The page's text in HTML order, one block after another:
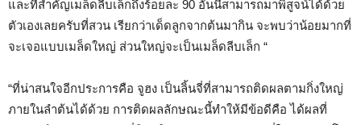
และที่สำคัญเมล็ดลีบเล็กถึงร้อยละ 90 อันนี้สามารถมาพิสูจน์ได้ด้วย
ตัวเองเลยครับที่สวน เรียกว่าเด็ดลูกจากต้นมากิน จะพบว่าน้อยมากที่
จะเจอแบบเมล็ดใหญ่ ส่วนใหญ่จะเป็นเมล็ดลีบเล็ก “
“ที่น่าสนใจอีกประการคือ จูฮง เป็นลิ้นจี่ที่สามารถติดผลตามกิ่งใหญ่
ภายในลำต้นได้ด้วย การติดผลลักษณะนี้ทำให้มีข้อดีคือ ได้ผลที่